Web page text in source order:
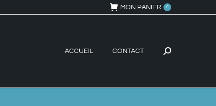
MON PANIER 0
ACCUEIL CONTACT
Recherche